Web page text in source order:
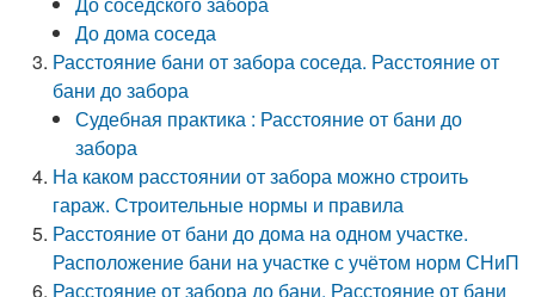
До дома соседа
Расстояние бани от забора соседа. Расстояние от
бани до забора
Судебная практика : Расстояние от бани до
забора
На каком расстоянии от забора можно строить
гараж. Строительные нормы и правила
Расстояние от бани до дома на одном участке.
Расположение бани на участке с учётом норм СНиП
Расстояние от забора до бани. Расстояние от бани